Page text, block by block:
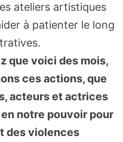
ateliers artistiques
à patienter le long
que voici des mois,
ces actions, que
acteurs et actrices
notre pouvoir pour
des violences